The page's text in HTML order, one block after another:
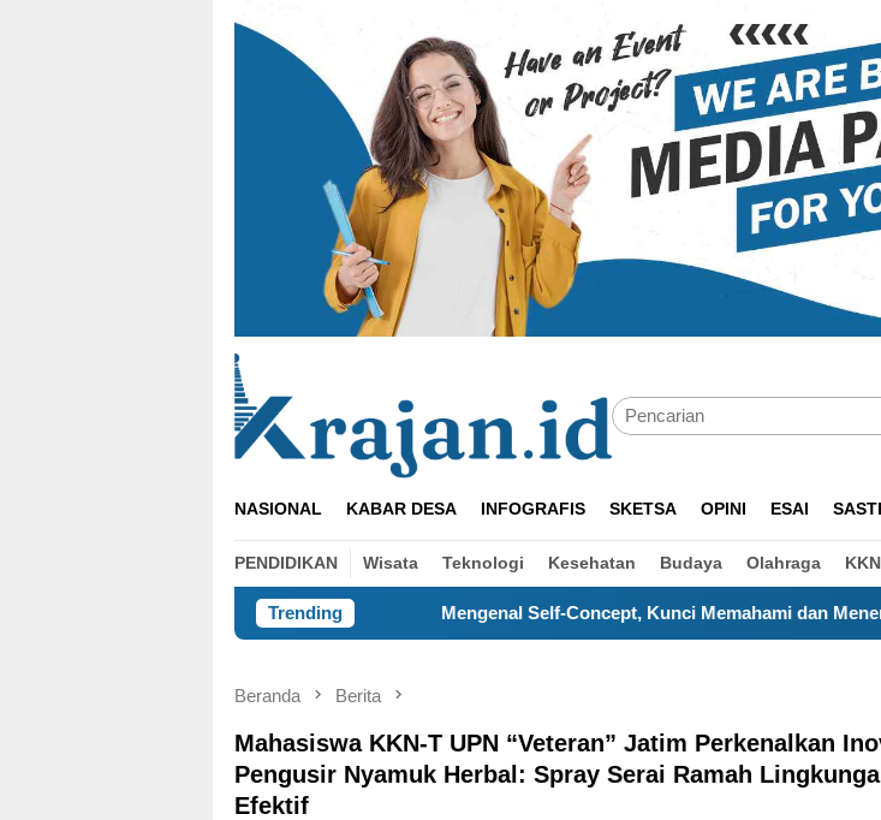
NASIONAL KABAR DESA INFOGRAFIS SKETSA OPINI ESAI
PENDIDIKAN Wisata Teknologi Kesehatan Budaya Olahraga KKN
Trending
Mengenal Self-Concept, Kunci Memahami dan Menerima Diri Ketika
Beranda Berita
Mahasiswa KKN-T UPN “Veteran” Jatim Perkenalkan
Pengusir Nyamuk Herbal: Spray Serai Ramah
Efektif